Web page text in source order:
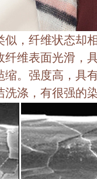
，纤维状态却
维表面光滑，
。强度高，具
洗涤，有很强的